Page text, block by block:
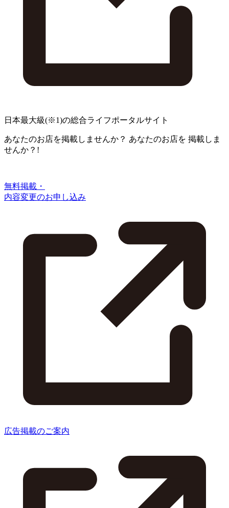
日本最大級(※1)の総合ライフポータルサイト
あなたのお店を掲載しませんか？ あなたのお店を 掲載しま
せんか？!
無料掲載・
内容変更のお申し込み
広告掲載のご案内